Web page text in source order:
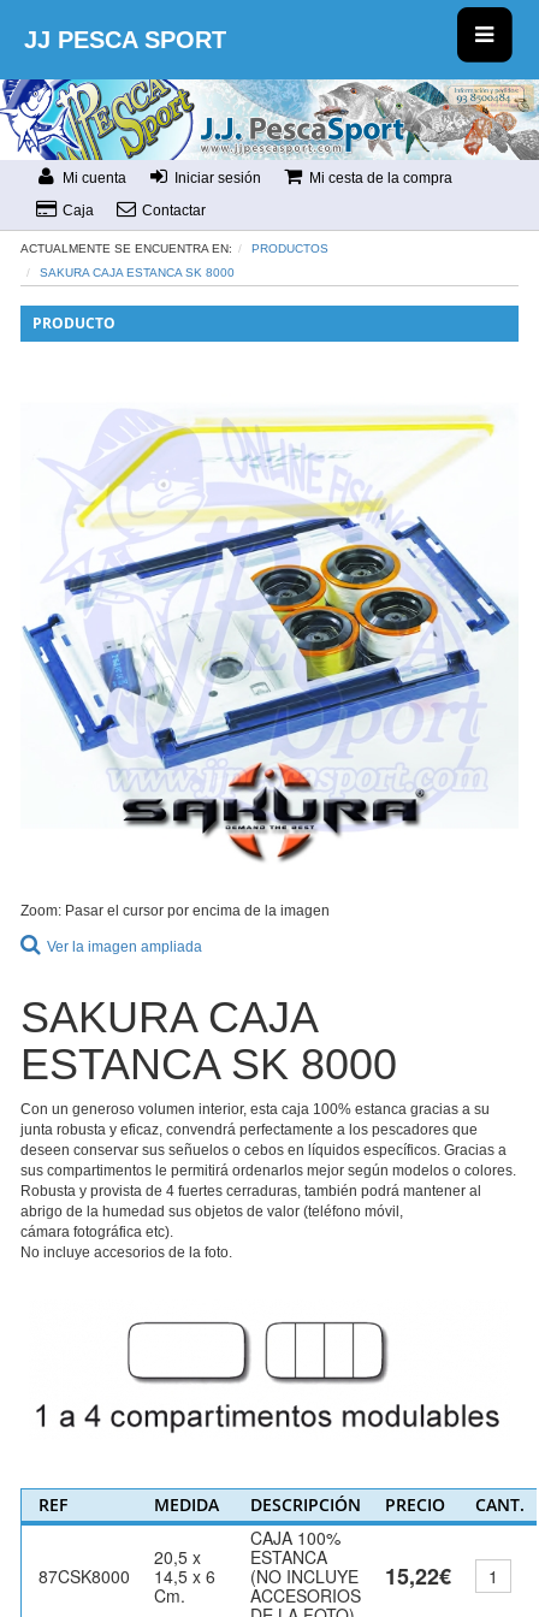
JJ PESCA SPORT
Mi cuenta Iniciar sesión
Mi cesta de la compra
Caja
Contactar
ACTUALMENTE SE ENCUENTRA EN:
PRODUCTOS
SAKURA CAJA ESTANCA SK 8000
PRODUCTO
Zoom: Pasar el cursor por encima de la imagen
Ver la imagen ampliada
SAKURA CAJA
ESTANCA SK 8000
Con un generoso volumen interior, esta caja 100% estanca gracias a su
junta robusta y eficaz, convendrá perfectamente a los pescadores que
deseen conservar sus señuelos o cebos en líquidos específicos. Gracias a
sus compartimentos le permitirá ordenarlos mejor según modelos o colores.
Robusta y provista de 4 fuertes cerraduras, también podrá mantener al
abrigo de la humedad sus objetos de valor (teléfono móvil,
cámara fotográfica etc).
No incluye accesorios de la foto.
REF MEDIDA DESCRIPCIÓN PRECIO CANT.
87CSK8000
20,5 x
14,5 x 6
Cm.
CAJA 100%
ESTANCA
(NO INCLUYE
ACCESORIOS
15,22€